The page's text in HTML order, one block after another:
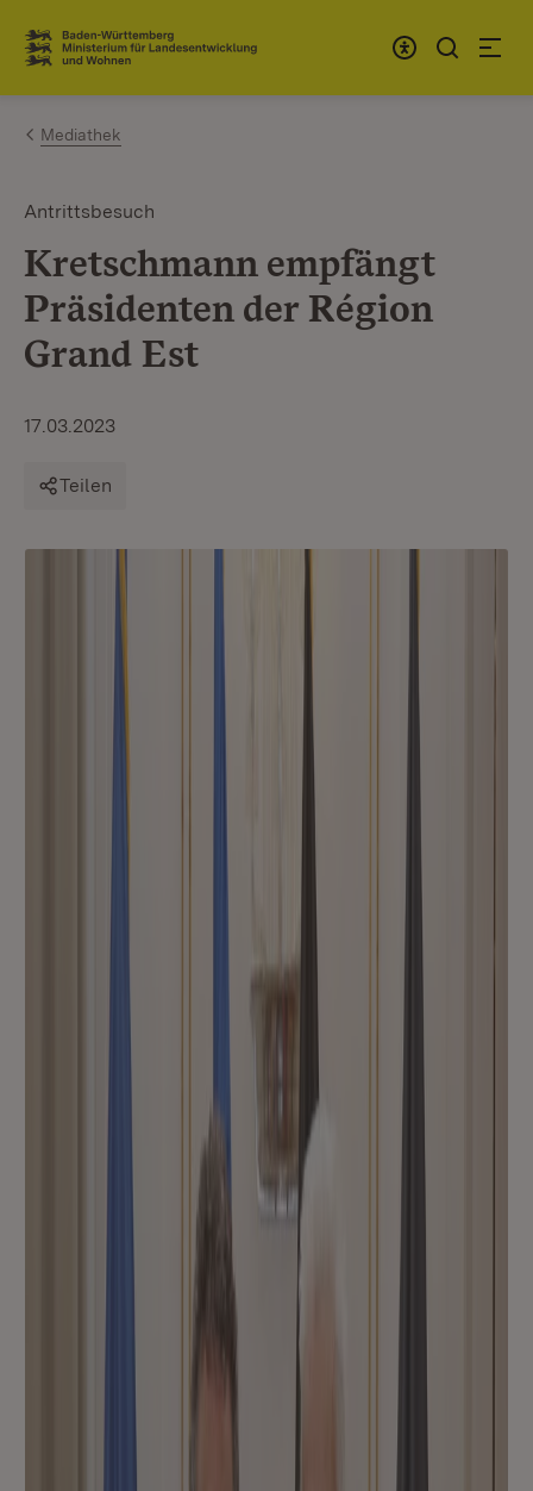
Zum Inhalt springen
Link zur Startseite
Mediathek
Antrittsbesuch
Kretschmann empfängt
Präsidenten der Région
Grand Est
17.03.2023
Teilen